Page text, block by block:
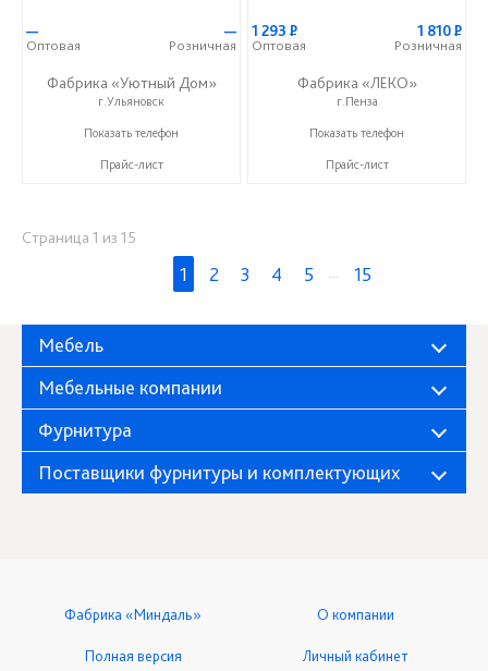
—
Оптовая
—
Розничная
Фабрика «Уютный Дом»
г.Ульяновск
+7 (927) 815-33-33
Показать телефон
Прайс-лист
1 293 Р
Оптовая
1 810Р
Розничная
Фабрика «ЛЕКО»
г.Пенза
+7 (800) 222-93-90
Показать телефон
Прайс-лист
Страница 1 из 15
1 2 3 4 5 ... 15
Мебель
Мебельные компании
Фурнитура
Поставщики фурнитуры и комплектующих
Фабрика «Миндаль» О компании
Полная версия Личный кабинет